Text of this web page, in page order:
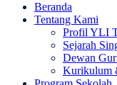
Beranda
Tentang Kami
Profil YLI
Sejarah
Dewan
Kurikulum